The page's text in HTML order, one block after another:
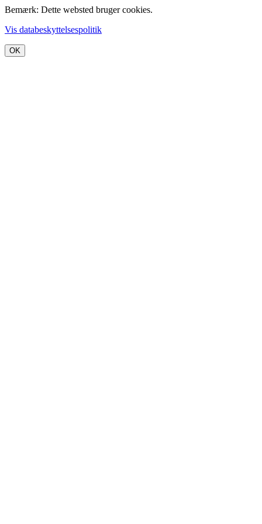
Bemærk: Dette websted bruger cookies.
Vis databeskyttelsespolitik
OK